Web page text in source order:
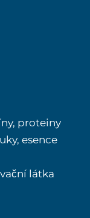
proteiny
esence
látka